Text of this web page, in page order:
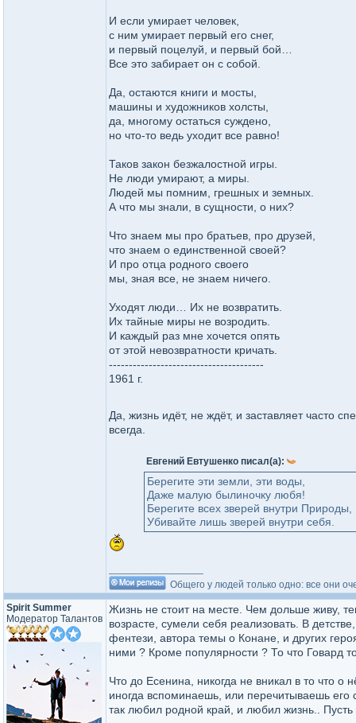
И если умирает человек,
с ним умирает первый его снег,
и первый поцелуй, и первый бой…
Все это забирает он с собой.
Да, остаются книги и мосты,
машины и художников холсты,
да, многому остаться суждено,
но что-то ведь уходит все равно!
Таков закон безжалостной игры.
Не люди умирают, а миры.
Людей мы помним, грешных и земных.
А что мы знали, в сущности, о них?
Что знаем мы про братьев, про друзей,
что знаем о единственной своей?
И про отца родного своего
мы, зная все, не знаем ничего.
Уходят люди… Их не возвратить.
Их тайные миры не возродить.
И каждый раз мне хочется опять
от этой невозвратности кричать.
---------------------------------------
1961 г.
Да, жизнь идёт, не ждёт, и заставляет часто
всегда.
Евгений Евтушенко писал(а):
Берегите эти земли, эти воды,
Даже малую былиночку любя!
Берегите всех зверей внутри Природы,
Убивайте лишь зверей внутри себя.
Общего у людей только одно: все они
Spirit Summer
Модератор Талантов
Жизнь не стоит на месте. Чем дольше живу,
возрасте, сумели себя реализовать. В
фентези, автора темы о Конане, и других
ними ? Кроме популярности ? То что Говард
Что до Есенина, никогда не вникал в то что
иногда вспоминаешь, или перечитываешь его
так любил родной край, и любил жизнь..